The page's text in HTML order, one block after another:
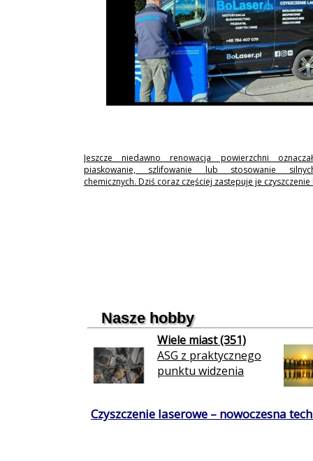
Jeszcze niedawno renowacja powierzchni
piaskowanie, szlifowanie lub stosowanie
chemicznych. Dziś coraz częściej zastępuje je
Nasze hobby
Wiele miast (351)
ASG z praktycznego
punktu widzenia
Czyszczenie laserowe – nowoczesna